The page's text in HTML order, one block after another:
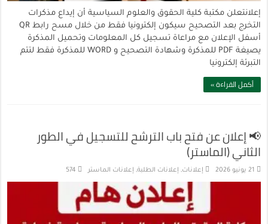
إعلانتعلن مكتبة كلية الحقوق والعلوم السياسية أن إيداع مذكرات
التخرج بعد التصحيح سيكون إلكترونيا فقط من خلال مسح رابط QR
أسفل الإعلان مع مراعاة تسجيل كل المعلومات وتحميل المذكرة
يصيغة PDF للمذكرة وشهادة التصحيح و WORD للمذكرة فقط لتتم
التبرئة إلكترونيا
أكمل القراءة »
📢 إعلان عن فتح باب الترشح للتسجيل في الطور
الثاني (الماستر)
21 يونيو 2026 إعلانات, إعلانات الطلبة, إعلانات الماستر 574